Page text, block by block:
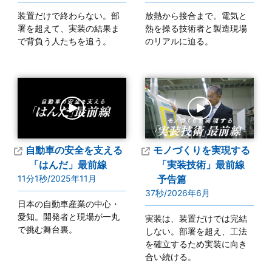
装置だけで終わらない。部
署を超えて、実装の結果ま
で背負う人たちを追う。
放熱から接合まで。電気と
熱を操る技術者と製造現場
のリアルに迫る。
自動車の安全を支える
「はんだ」最前線
11分1秒/2025年11月
日本の自動車産業の中心・
愛知。開発者と現場が一丸
で挑む舞台裏。
モノづくりを実現する
「実装技術」最前線
予告篇
37秒/2026年6月
実装は、装置だけでは完結
しない。部署を超え、工法
を確立するため実装に向き
合い続ける。